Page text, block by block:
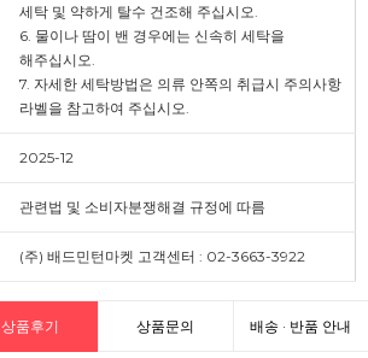
세탁 및 약하게 탈수 건조해 주십시오.
6. 물이나 땀이 밴 경우에는 신속히 세탁을
해주십시오.
7. 자세한 세탁방법은 의류 안쪽의 취급시 주의사항
라벨을 참고하여 주십시오.
2025-12
관련법 및 소비자분쟁해결 규정에 따름
(주) 배드민턴마켓 고객센터 : 02-3663-3922
상품후기 상품문의 배송 · 반품 안내